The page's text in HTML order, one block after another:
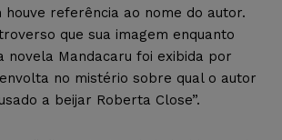
houve referência ao nome do autor.
que sua imagem enquanto
novela Mandacaru foi exibida por
no mistério sobre qual o autor
a beijar Roberta Close”.